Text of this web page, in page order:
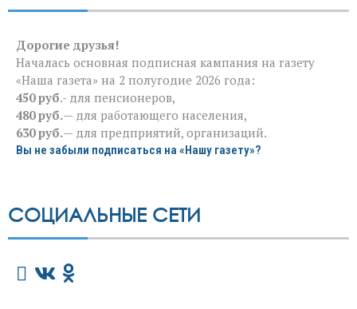
Дорогие друзья!
Началась основная подписная кампания на газету
«Наша газета» на 2 полугодие 2026 года:
450 руб.- для пенсионеров,
480 руб.— для работающего населения,
630 руб.— для предприятий, организаций.
Вы не забыли подписаться на «Нашу газету»?
СОЦИАЛЬНЫЕ СЕТИ